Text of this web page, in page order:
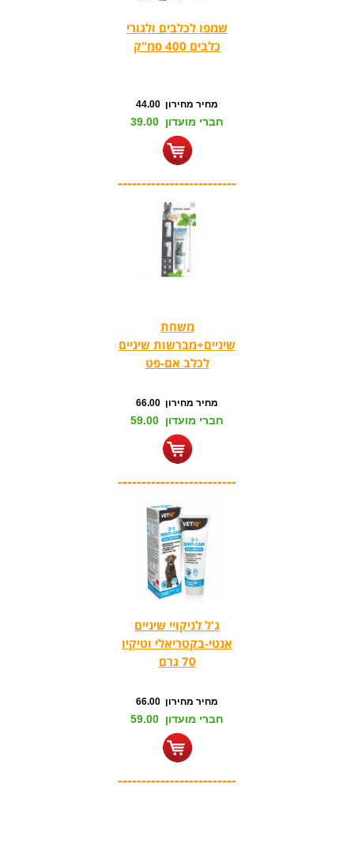
שמפו לכלבים ולגורי
כלבים 400 סמ"ק
מחיר מחירון 44.00
חברי מועדון 39.00
-------------------------
משחת
שיניים+מברשות שיניים
לכלב אם-פט
מחיר מחירון 66.00
חברי מועדון 59.00
-------------------------
ג'ל לניקויי שיניים
אנטי-בקטריאלי וטיקיו
70 גרם
מחיר מחירון 66.00
חברי מועדון 59.00
-------------------------